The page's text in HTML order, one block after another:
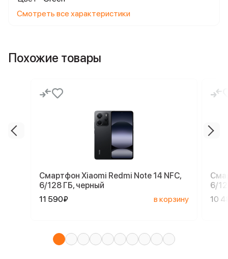
Смотреть все характеристики
Похожие товары
Смартфон Xiaomi Redmi Note 14 NFC,
6/128 ГБ, черный
11 590₽
в корзину
6/
10